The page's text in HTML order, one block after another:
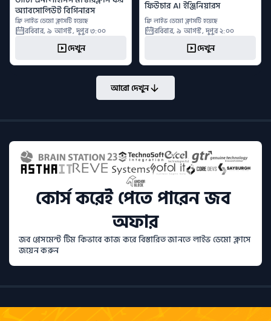
অ্যাবসোলিউট বিগিনারস
ফ্রি লাইভ ডেমো ক্লাসটি হয়েছে
রবিবার,৯ আগস্ট,দুপুর ৩:০০
দেখুন
ফিউচার AI ইঞ্জিনিয়ারস
ফ্রি লাইভ ডেমো ক্লাসটি হয়েছে
রবিবার,৯ আগস্ট,দুপুর ২:০০
দেখুন
আরো দেখুন
কোর্স করেই পেতে পারেন জব
অফার
জব প্লেসমেন্ট টিম কিভাবে কাজ করে বিস্তারিত জানতে লাইভ ডেমো ক্লাসে
জয়েন করুন